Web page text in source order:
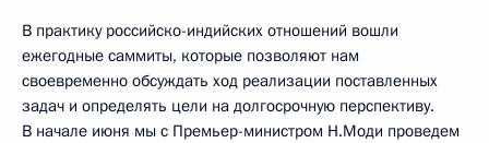
В практику российско-индийских отношений вошли
ежегодные саммиты, которые позволяют нам
своевременно обсуждать ход реализации поставленных
задач и определять цели на долгосрочную перспективу.
В начале июня мы с Премьер-министром Н.Моди проведем